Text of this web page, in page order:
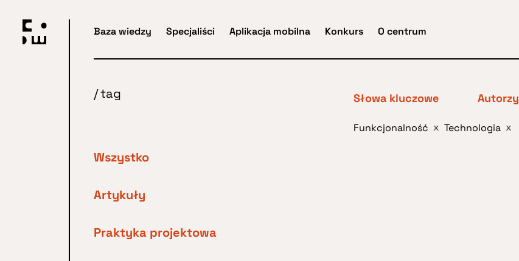
głównej
Baza wiedzy Specjaliści Aplikacja mobilna Konkurs O centrum
/tag
Wszystko
Artykuły
Praktyka projektowa
Słowa kluczowe Autorzy
Funkcjonalność x Technologia x